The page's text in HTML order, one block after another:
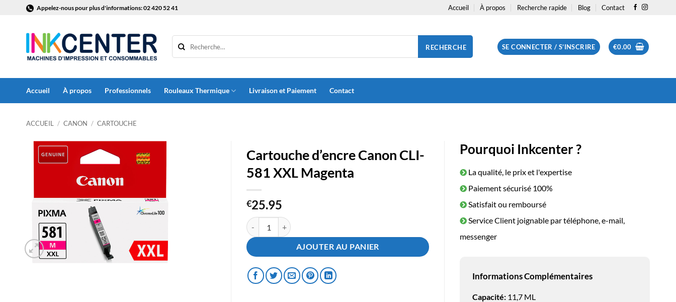
contenu
Appelez-nous pour plus d'informations: 02 420 52 41 Accueil À propos Recherche rapide Blog Contact
RECHERCHE SE CONNECTER / S’INSCRIRE €0.00
Accueil À propos Professionnels Rouleaux Thermique Livraison et Paiement Contact
ACCUEIL / CANON / CARTOUCHE
Cartouche d’encre Canon CLI-
581 XXL Magenta
€25.95
quantité de Cartouche d'encre Canon CLI-581 XXL Magenta
AJOUTER AU PANIER
Pourquoi Inkcenter ?
La qualité, le prix et l'expertise
Paiement sécurisé 100%
Satisfait ou remboursé
Service Client joignable par téléphone, e-mail,
messenger
Informations Complémentaires
Capacité:11,7 ML